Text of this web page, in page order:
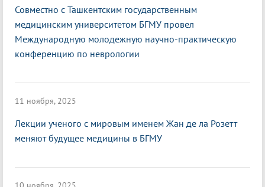
Совместно с Ташкентским государственным
медицинским университетом БГМУ провел
Международную молодежную научно-практическую
конференцию по неврологии
11 ноября, 2025
Лекции ученого с мировым именем Жан де ла Розетт
меняют будущее медицины в БГМУ